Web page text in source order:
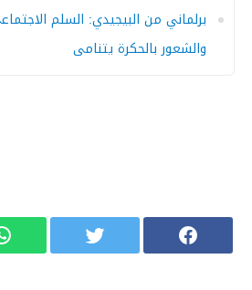
برلماني من البيجيدي: السلم
والشعور بالحكرة يتنامى